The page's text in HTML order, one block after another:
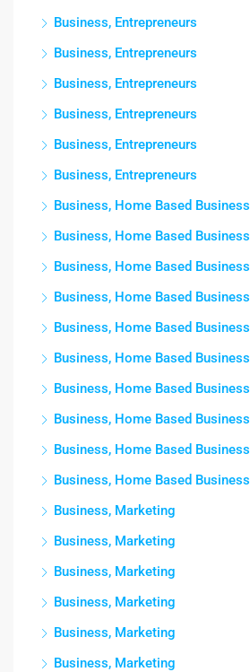
Business, Entrepreneurs
Business, Entrepreneurs
Business, Entrepreneurs
Business, Entrepreneurs
Business, Entrepreneurs
Business, Entrepreneurs
Business, Home Based Business
Business, Home Based Business
Business, Home Based Business
Business, Home Based Business
Business, Home Based Business
Business, Home Based Business
Business, Home Based Business
Business, Home Based Business
Business, Home Based Business
Business, Home Based Business
Business, Marketing
Business, Marketing
Business, Marketing
Business, Marketing
Business, Marketing
Business, Marketing